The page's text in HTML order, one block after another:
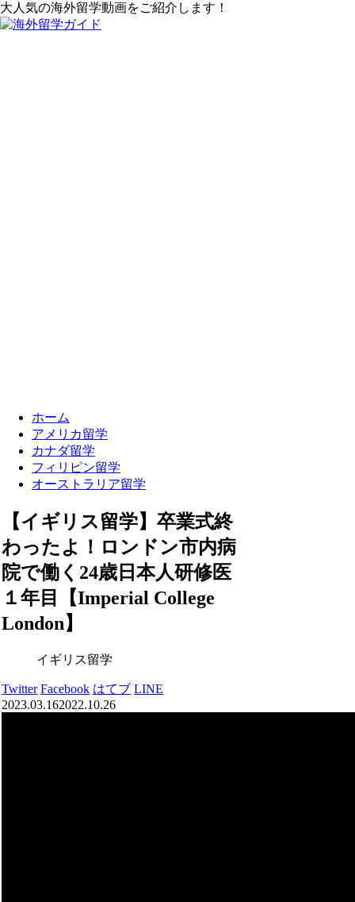
大人気の海外留学動画をご紹介します！
ホーム
アメリカ留学
カナダ留学
フィリピン留学
オーストラリア留学
【イギリス留学】卒業式終
わったよ！ロンドン市内病
院で働く24歳日本人研修医
１年目【Imperial College
London】
イギリス留学
Twitter Facebook はてブ LINE
2023.03.162022.10.26